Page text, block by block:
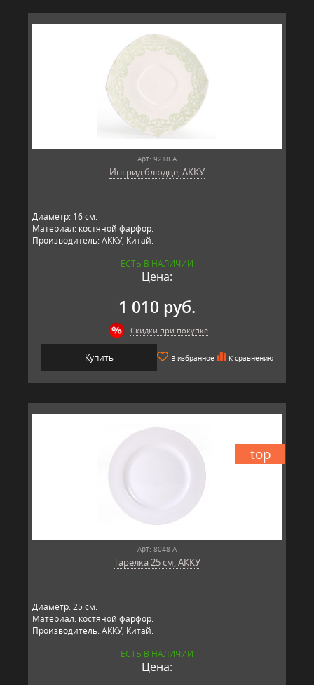
Арт: 9218 А
Ингрид блюдце, АККУ
Диаметр: 16 см.
Материал: костяной фарфор.
Производитель: АККУ, Китай.
ЕСТЬ В НАЛИЧИИ
Цена:
1 010 руб.
Скидки при покупке
Купить В избранное К сравнению
top
Арт: 8048 А
Тарелка 25 см, АККУ
Диаметр: 25 см.
Материал: костяной фарфор.
Производитель: АККУ, Китай.
ЕСТЬ В НАЛИЧИИ
Цена: